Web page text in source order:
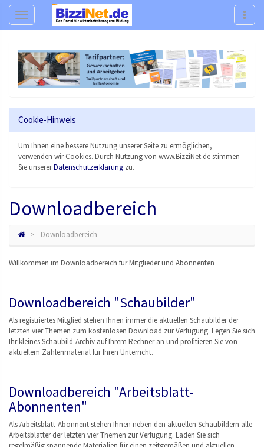
Navigation
Cookie-Hinweis
Um Ihnen eine bessere Nutzung unserer Seite zu ermöglichen,
verwenden wir Cookies. Durch Nutzung von www.BizziNet.de stimmen
Sie unsererDatenschutzerklärung zu.
Downloadbereich
Downloadbereich
Willkommen im Downloadbereich für Mitglieder und Abonnenten
Downloadbereich "Schaubilder"
Als registriertes Mitglied stehen Ihnen immer die aktuellen Schaubilder der
letzten vier Themen zum kostenlosen Download zur Verfügung. Legen Sie sich
Ihr kleines Schaubild-Archiv auf Ihrem Rechner an und profitieren Sie von
aktuellem Zahlenmaterial für Ihren Unterricht.
Downloadbereich "Arbeitsblatt-
Abonnenten"
Als Arbeitsblatt-Abonnent stehen Ihnen neben den aktuellen Schaubildern alle
Arbeitsblätter der letzten vier Themen zur Verfügung. Laden Sie sich